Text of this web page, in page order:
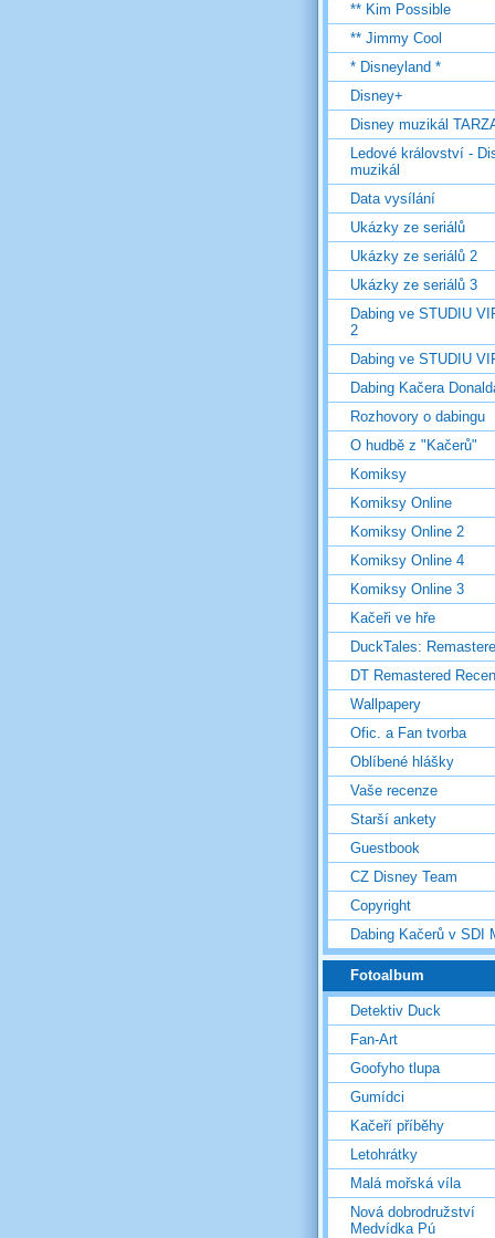
** Kim Possible
** Jimmy Cool
* Disneyland *
Disney+
Disney muzikál
Ledové království -
muzikál
Data vysílání
Ukázky ze seriálů
Ukázky ze seriálů 2
Ukázky ze seriálů 3
Dabing ve STUDIU
2
Dabing ve STUDIU
Dabing Kačera
Rozhovory o dabingu
O hudbě z "Kačerů"
Komiksy
Komiksy Online
Komiksy Online 2
Komiksy Online 4
Komiksy Online 3
Kačeři ve hře
DuckTales:
DT Remastered
Wallpapery
Ofic. a Fan tvorba
Oblíbené hlášky
Vaše recenze
Starší ankety
Guestbook
CZ Disney Team
Copyright
Dabing Kačerů v SDI
Fotoalbum
Detektiv Duck
Fan-Art
Goofyho tlupa
Gumídci
Kačeří příběhy
Letohrátky
Malá mořská víla
Nová dobrodružství
Medvídka Pú